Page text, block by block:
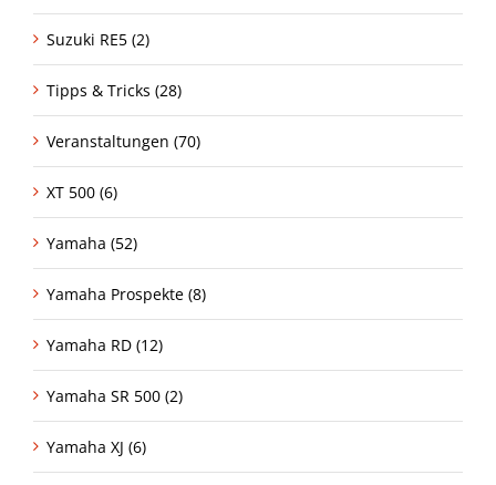
Suzuki RE5 (2)
Tipps & Tricks (28)
Veranstaltungen (70)
XT 500 (6)
Yamaha (52)
Yamaha Prospekte (8)
Yamaha RD (12)
Yamaha SR 500 (2)
Yamaha XJ (6)